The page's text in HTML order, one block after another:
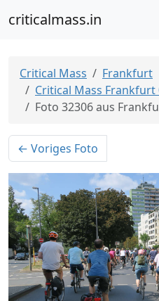
criticalmass.in
Critical Mass
Frankfurt
Critical Mass Frankfurt
Foto 32306 aus
← Voriges Foto